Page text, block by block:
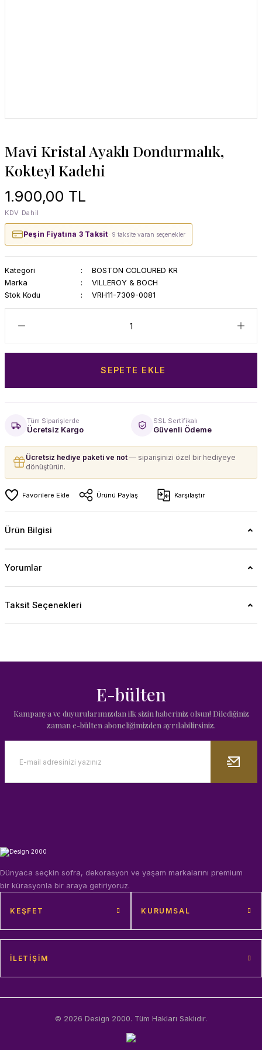
Mavi Kristal Ayaklı Dondurmalık,
Kokteyl Kadehi
1.900,00 TL
KDV Dahil
Peşin Fiyatına 3 Taksit· 9 taksite varan seçenekler
Kategori
BOSTON COLOURED KR
Marka
VILLEROY & BOCH
Stok Kodu
VRH11-7309-0081
SEPETE EKLE
Tüm Siparişlerde
Ücretsiz Kargo
SSL Sertifikalı
Güvenli Ödeme
Ücretsiz hediye paketi ve not — siparişinizi özel bir hediyeye
dönüştürün.
Ürünü Paylaş Karşılaştır
Ürün Bilgisi
Yorumlar
Taksit Seçenekleri
E-bülten
Kampanya ve duyurularımızdan ilk sizin haberiniz olsun! Dilediğiniz
zaman e-bülten aboneliğimizden ayrılabilirsiniz.
Dünyaca seçkin sofra, dekorasyon ve yaşam markalarını premium
bir kürasyonla bir araya getiriyoruz.
KEŞFET KURUMSAL
İLETIŞIM
© 2026 Design 2000. Tüm Hakları Saklıdır.